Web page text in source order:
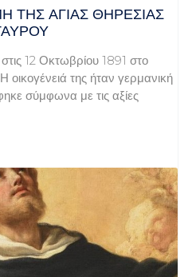
ΤΗΣ ΑΓΙΑΣ ΘΗΡΕΣΙΑΣ
12 Οκτωβρίου 1891 στο
της ήταν γερμανική
σύμφωνα με τις αξίες